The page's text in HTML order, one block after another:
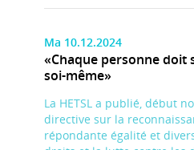
Ma 10.12.2024
«Chaque personne doit
soi-même»
La HETSL a publié, début
directive sur la
répondante égalité et